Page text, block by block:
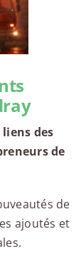
des
de
de
ajoutés et